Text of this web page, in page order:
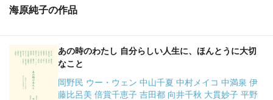
海原純子の作品
あの時のわたし 自分らしい人生に、ほんとうに大切
なこと
岡野民 ウー・ウェン 中山千夏 中村メイコ 中満泉 伊
藤比呂美 倍賞千恵子 吉田都 向井千秋 大貫妙子 平野